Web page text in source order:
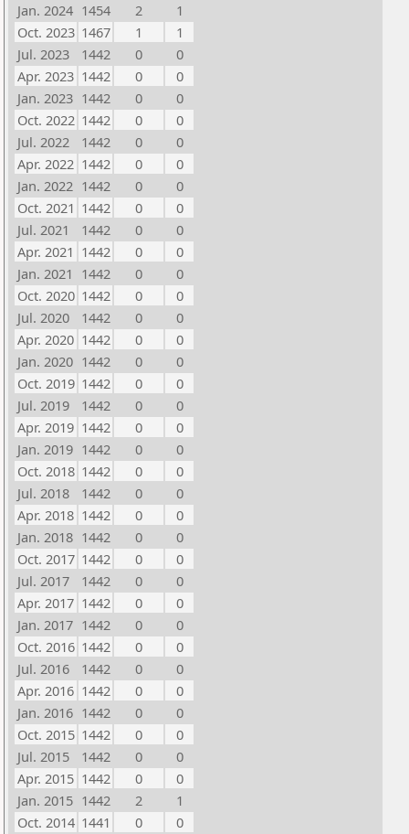
Jan. 2024 1454 2
1
Oct. 2023 1467 1
1
Jul. 2023
1442 0
0
Apr. 2023 1442 0
0
Jan. 2023 1442 0
0
Oct. 2022 1442 0
0
Jul. 2022
1442 0
0
Apr. 2022 1442 0
0
Jan. 2022 1442 0
0
Oct. 2021 1442 0
0
Jul. 2021
1442 0
0
Apr. 2021 1442 0
0
Jan. 2021 1442 0
0
Oct. 2020 1442 0
0
Jul. 2020
1442 0
0
Apr. 2020 1442 0
0
Jan. 2020 1442 0
0
Oct. 2019 1442 0
0
Jul. 2019
1442 0
0
Apr. 2019 1442 0
0
Jan. 2019 1442 0
0
Oct. 2018 1442 0
0
Jul. 2018
1442 0
0
Apr. 2018 1442 0
0
Jan. 2018 1442 0
0
Oct. 2017 1442 0
0
Jul. 2017
1442 0
0
Apr. 2017 1442 0
0
Jan. 2017 1442 0
0
Oct. 2016 1442 0
0
Jul. 2016
1442 0
0
Apr. 2016 1442 0
0
Jan. 2016 1442 0
0
Oct. 2015 1442 0
0
Jul. 2015
1442 0
0
Apr. 2015 1442 0
0
Jan. 2015 1442 2
1
Oct. 2014 1441 0
0